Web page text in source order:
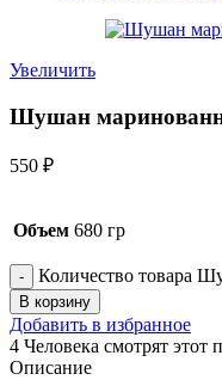
Увеличить
Шушан
550 ₽
Объем 680 гр
Количество товара
В корзину
Добавить в избранное
4 Человека смотрят этот
Описание